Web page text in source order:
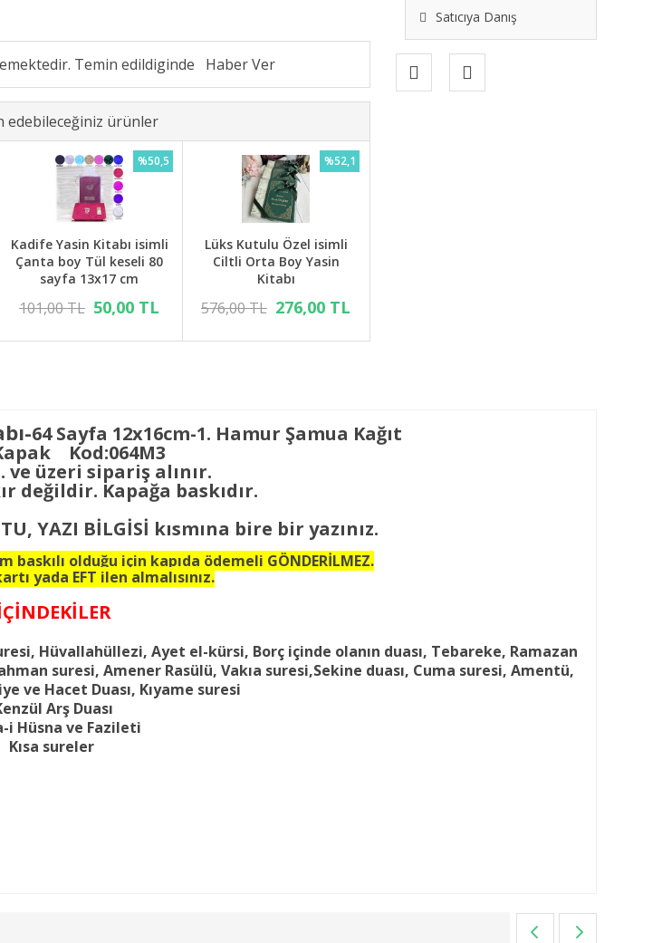
Satıcıya Danış
Temin edildiginde
edebileceğiniz ürünler
Kadife Yasin Kitabı isimli
Çanta boy Tül keseli 80
sayfa 13x17 cm
101,00 TL 50,00 TL
%50,5
Lüks Kutulu Özel isimli
Ciltli Orta Boy Yasin
Kitabı
576,00 TL 276,00 TL
%52,1
64 Sayfa 12x16cm-1. Hamur Şamua Kağıt
Kod:064M3
ve üzeri sipariş alınır.
değildir. Kapağa baskıdır.
YAZI BİLGİSİ kısmına bire bir yazınız.
baskılı olduğu için kapıda ödemeli GÖNDERİLMEZ.
yada EFT ilen almalısınız.
Hüvallahüllezi, Ayet el-kürsi, Borç içinde olanın duası, Tebareke, Ramazan
suresi, Amener Rasülü, Vakıa suresi,Sekine duası, Cuma suresi, Amentü,
ve Hacet Duası, Kıyame suresi
Arş Duası
i Hüsna ve Fazileti
Kısa sureler